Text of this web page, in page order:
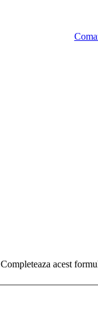
Completeaza acest